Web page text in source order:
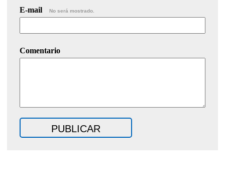
E-mail No será mostrado.
Comentario